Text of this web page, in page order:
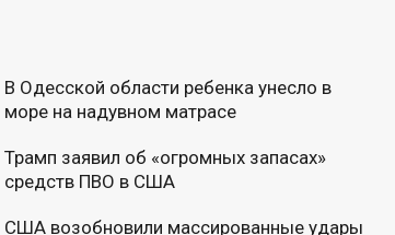
В Одесской области ребенка унесло в
море на надувном матрасе
Трамп заявил об «огромных запасах»
средств ПВО в США
США возобновили массированные удары